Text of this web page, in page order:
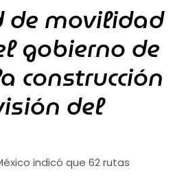
de movilidad
gobierno de
construcción
del
indicó que 62 rutas